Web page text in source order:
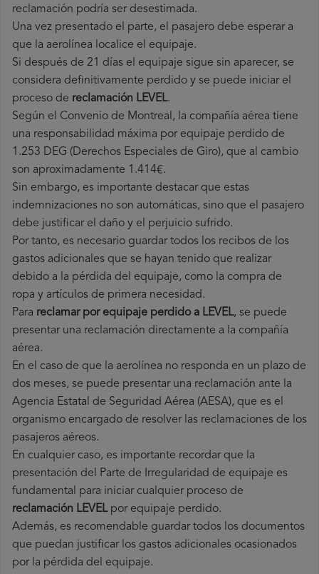
reclamación podría ser desestimada.
Una vez presentado el parte, el pasajero debe esperar a
que la aerolínea localice el equipaje.
Si después de 21 días el equipaje sigue sin aparecer, se
considera definitivamente perdido y se puede iniciar el
proceso de reclamación LEVEL.
Según el Convenio de Montreal, la compañía aérea tiene
una responsabilidad máxima por equipaje perdido de
1.253 DEG (Derechos Especiales de Giro), que al cambio
son aproximadamente 1.414€.
Sin embargo, es importante destacar que estas
indemnizaciones no son automáticas, sino que el pasajero
debe justificar el daño y el perjuicio sufrido.
Por tanto, es necesario guardar todos los recibos de los
gastos adicionales que se hayan tenido que realizar
debido a la pérdida del equipaje, como la compra de
ropa y artículos de primera necesidad.
Para reclamar por equipaje perdido a LEVEL, se puede
presentar una reclamación directamente a la compañía
aérea.
En el caso de que la aerolínea no responda en un plazo de
dos meses, se puede presentar una reclamación ante la
Agencia Estatal de Seguridad Aérea (AESA), que es el
organismo encargado de resolver las reclamaciones de los
pasajeros aéreos.
En cualquier caso, es importante recordar que la
presentación del Parte de Irregularidad de equipaje es
fundamental para iniciar cualquier proceso de
reclamación LEVELpor equipaje perdido.
Además, es recomendable guardar todos los documentos
que puedan justificar los gastos adicionales ocasionados
por la pérdida del equipaje.